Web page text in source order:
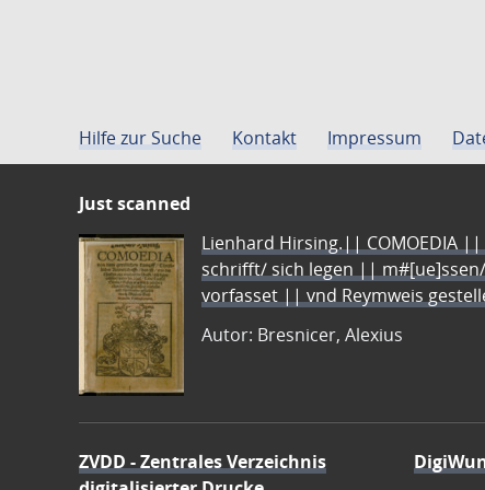
Hilfe zur Suche Kontakt Impressum
Just scanned
Lienhard Hirsing.|| COMOEDIA
schrifft/ sich legen ||
vorfasset || vnd Reymweis
Autor: Bresnicer, Alexius
ZVDD - Zentrales Verzeichnis